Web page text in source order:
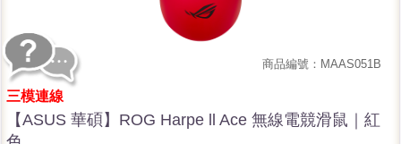
商品編號：MAAS051B
三模連線
【ASUS 華碩】ROG Harpe ll Ace 無線電競滑鼠｜紅